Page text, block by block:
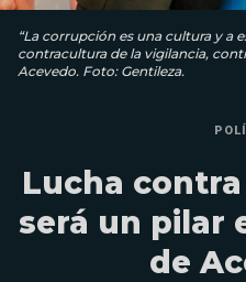
“La corrupción es una cultura y a
contracultura de la vigilancia,
Acevedo. Foto: Gentileza.
Lucha
será un pilar
de